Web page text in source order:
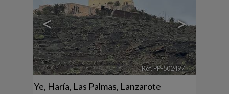
< >
Ref. PP-502497🔗
Ye, Haría, Las Palmas, Lanzarote